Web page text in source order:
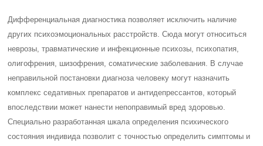
Дифференциальная диагностика позволяет исключить наличие
других психоэмоциональных расстройств. Сюда могут относиться
неврозы, травматические и инфекционные психозы, психопатия,
олигофрения, шизофрения, соматические заболевания. В случае
неправильной постановки диагноза человеку могут назначить
комплекс седативных препаратов и антидепрессантов, который
впоследствии может нанести непоправимый вред здоровью.
Специально разработанная шкала определения психического
состояния индивида позволит с точностью определить симптомы и